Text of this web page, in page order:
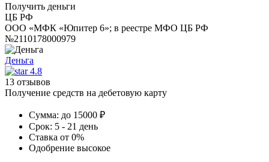
Получить деньги
ЦБ РФ
ООО «МФК «Юпитер 6»; в реестре МФО ЦБ РФ
№2110178000979
Деньга
4.8
13 отзывов
Получение средств на дебетовую карту
Сумма: до 15000 ₽
Срок: 5 - 21 день
Ставка от 0%
Одобрение высокое